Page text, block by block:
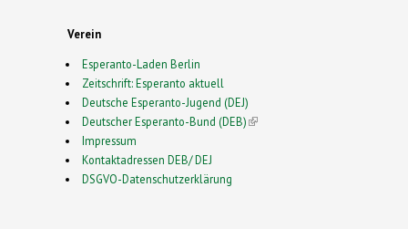
Verein
Esperanto-Laden Berlin
Zeitschrift: Esperanto aktuell
Deutsche Esperanto-Jugend (DEJ)
Deutscher Esperanto-Bund (DEB)(link is external)
Impressum
Kontaktadressen DEB/ DEJ
DSGVO-Datenschutzerklärung